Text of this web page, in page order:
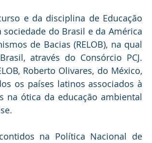
e da disciplina de Educação
sociedade do Brasil e da América
de Bacias (RELOB), na qual
através do Consórcio PCJ.
Roberto Olivares, do México,
os países latinos associados à
na ótica da educação ambiental
na Política Nacional de